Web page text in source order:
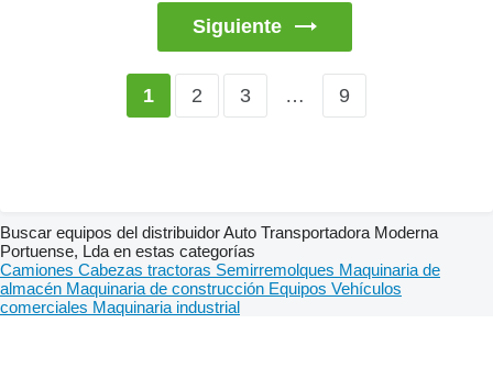
Siguiente
1 2 3 … 9
Buscar equipos del distribuidor Auto Transportadora Moderna
Portuense, Lda en estas categorías
Camiones Cabezas tractoras Semirremolques Maquinaria de
almacén Maquinaria de construcción Equipos Vehículos
comerciales Maquinaria industrial